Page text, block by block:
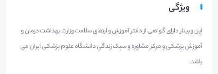
ویژگی
این وبینار دارای گواهی از دفتر آموزش و ارتقای سلامت وزارت بهداشت درمان و
آموزش پزشکی و مرکز مشاوره و سبک زندگی دانشگاه علوم پزشکی ایران می
باشد.